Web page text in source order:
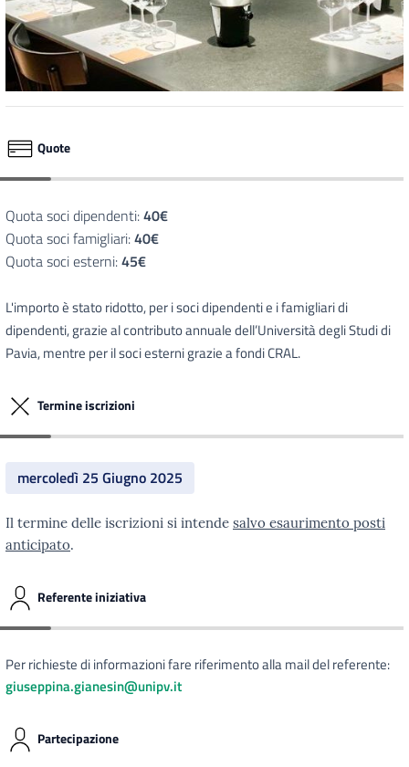
Quote
Quota soci dipendenti:40€
Quota soci famigliari:40€
Quota soci esterni:45€
L'importo è stato ridotto, per i soci dipendenti e i famigliari di
dipendenti, grazie al contributo annuale dell’Università degli Studi di
Pavia, mentre per il soci esterni grazie a fondi CRAL.
Termine iscrizioni
mercoledì 25 Giugno 2025
Il termine delle iscrizioni si intende salvo esaurimento posti
anticipato.
Referente iniziativa
Per richieste di informazioni fare riferimento alla mail del referente:
giuseppina.gianesin@unipv.it
Partecipazione